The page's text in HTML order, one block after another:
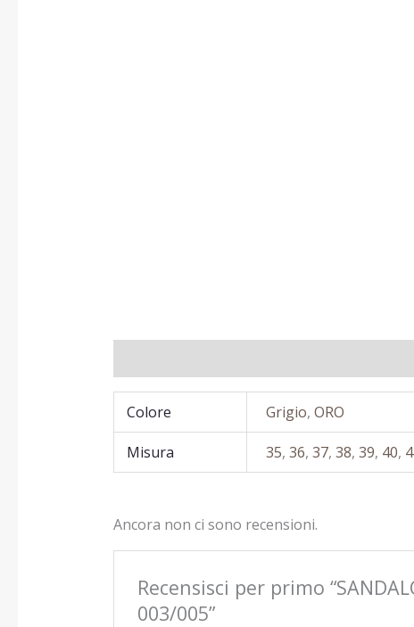
Colore Grigio,ORO
Misura 35,36,37,38,39, 40,
Ancora non ci sono recensioni.
Recensisci per primo
003/005”